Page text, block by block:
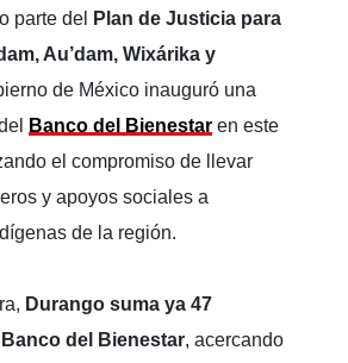
parte del
Plan de Justicia para
Au’dam, Wixárika y
de México inauguró una
Banco del Bienestar en este
el compromiso de llevar
y apoyos sociales a
de la región.
Durango suma ya 47
del Bienestar, acercando